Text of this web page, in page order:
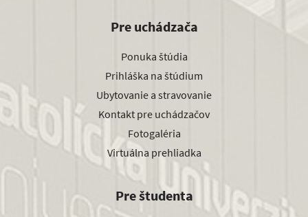
Pre uchádzača
Ponuka štúdia
Prihláška na štúdium
Ubytovanie a stravovanie
Kontakt pre uchádzačov
Fotogaléria
Virtuálna prehliadka
Pre študenta